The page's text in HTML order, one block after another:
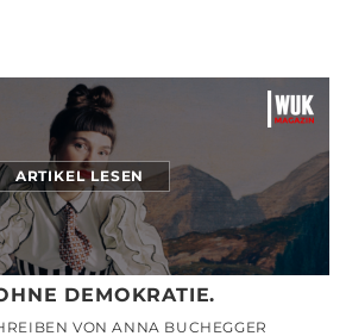
ARTIKEL LESEN
DEMOKRATIE.
VON ANNA BUCHEGGER